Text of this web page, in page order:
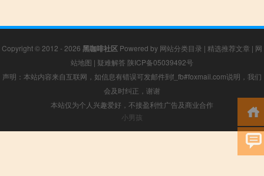
Copyright © 2012 - 2026 黑咖啡社区 Powered by 网站分类目录 | 精选推荐文章 | 网
站地图 | 疑难解答 陕ICP备05039492号
声明：本站内容来自互联网，如信息有错误可发邮件到f_fb#foxmail.com说明，我们
会及时纠正，谢谢
本站仅为个人兴趣爱好，不接盈利性广告及商业合作
小男孩